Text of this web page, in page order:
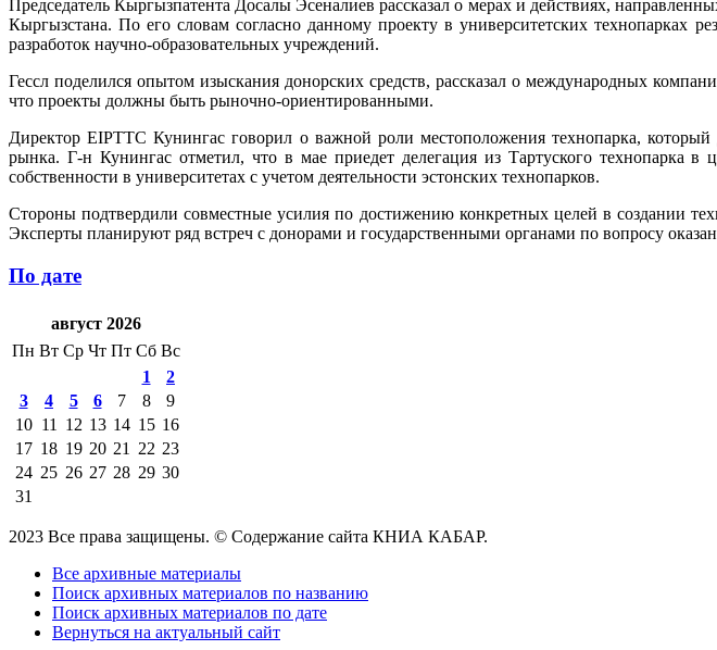
Председатель Кыргызпатента Досалы Эсеналиев рассказал о мерах и действиях,
Кыргызстана. По его словам согласно данному проекту в университетских технопарках
разработок научно-образовательных учреждений.
Гессл поделился опытом изыскания донорских средств, рассказал о международных
что проекты должны быть рыночно-ориентированными.
Директор EIPTTC Кунингас говорил о важной роли местоположения технопарка,
рынка. Г-н Кунингас отметил, что в мае приедет делегация из Тартуского технопарка в
собственности в университетах с учетом деятельности эстонских технопарков.
Стороны подтвердили совместные усилия по достижению конкретных целей в создании
Эксперты планируют ряд встреч с донорами и государственными органами по вопросу
По дате
август 2026
Пн Вт Ср Чт Пт Сб Вс
1
2
3
4 5 6 7 8
9
10 11 12 13 14 15 16
17 18 19 20 21 22 23
24 25 26 27 28 29 30
31
2023 Все права защищены. © Содержание сайта КНИА КАБАР.
Все архивные материалы
Поиск архивных материалов по названию
Поиск архивных материалов по дате
Вернуться на актуальный сайт